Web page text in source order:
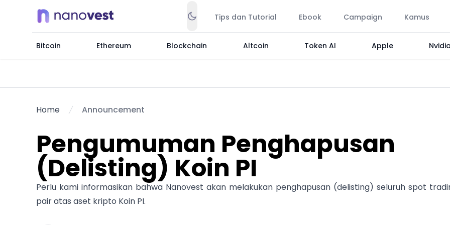
Tips dan Tutorial Ebook Campaign Kamus
Bitcoin Ethereum Blockchain Altcoin Token AI Apple
Home Announcement
Pengumuman Penghapusan
(Delisting) Koin PI
Perlu kami informasikan bahwa Nanovest akan melakukan penghapusan (delisting) seluruh spot
pair atas aset kripto Koin PI.